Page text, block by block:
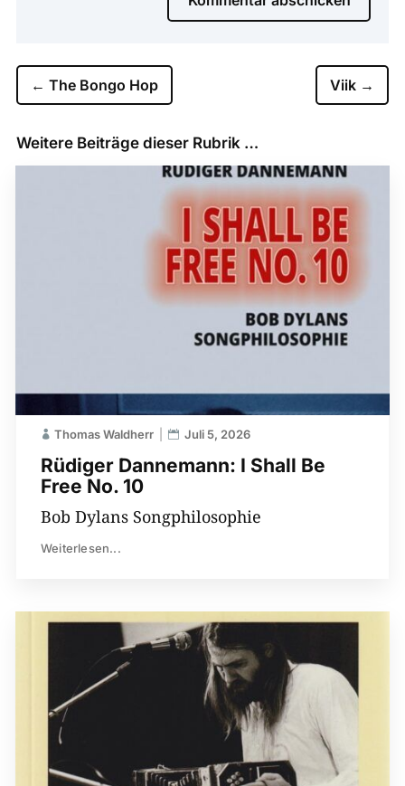
← The Bongo Hop Viik →
Weitere Beiträge dieser Rubrik …
Rüdiger Dannemann: I Shall Be
Free No. 10
Thomas Waldherr Juli 5, 2026
Bob Dylans Songphilosophie
Weiterlesen...